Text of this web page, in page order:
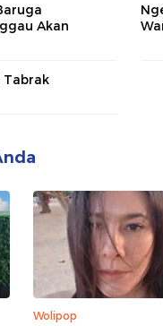
Akan
Tabrak
Wolipop